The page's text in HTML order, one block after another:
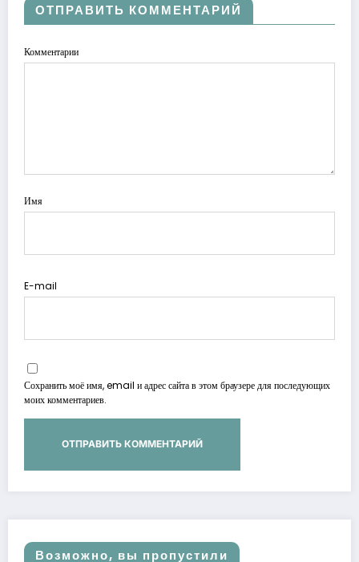
ОТПРАВИТЬ КОММЕНТАРИЙ
Комментарии
Имя
E-mail
Сохранить моё имя, email и адрес сайта в этом браузере для последующих
моих комментариев.
Возможно, вы пропустили